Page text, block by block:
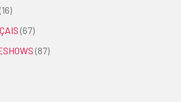
(16)
(67)
(87)